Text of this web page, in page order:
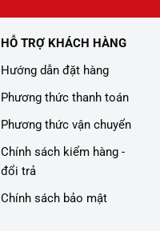
HỖ TRỢ KHÁCH HÀNG
Hướng dẫn đặt hàng
Phương thức thanh toán
Phương thức vận chuyển
Chính sách kiểm hàng -
đổi trả
Chính sách bảo mật